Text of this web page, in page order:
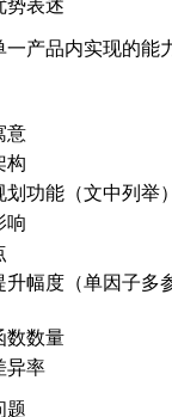
势表述
一产品内实现的能
意
构
划功能（文中列举）
响
升幅度（单因子多
数数量
异率
题